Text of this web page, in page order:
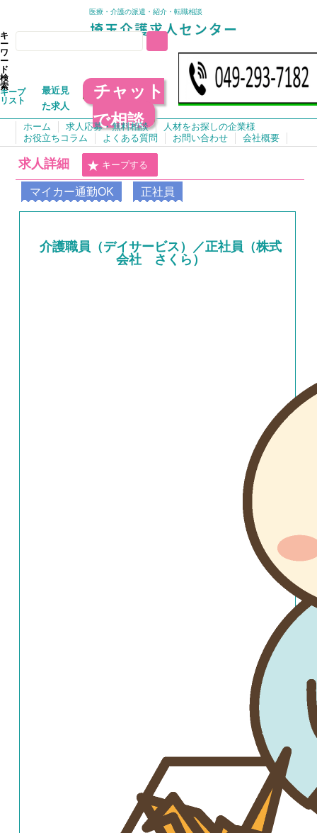
医療・介護の派遣・紹介・転職相談
キ
ー
ワ
ー
ド
検
索
キープ
リスト
最近見
た求人
チャット
で相談
ホーム 求人応募・無料相談
人材をお探しの企業様
お役立ちコラム
よくある質問 お問い合わせ 会社概要
求人詳細 キープする
マイカー通勤OK 正社員
介護職員（デイサービス）／正社員（株式
会社 さくら）